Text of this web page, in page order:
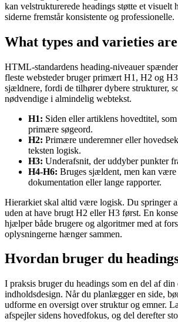
kan velstrukturerede headings støtte et visuelt
siderne fremstår konsistente og professionelle.
What types and varieties
HTML-standardens heading-niveauer
fleste websteder bruger primært H1, H2 og
sjældnere, fordi de tilhører dybere strukturer,
nødvendige i almindelig webtekst.
H1: Siden eller artiklens hovedtitel,
primære søgeord.
H2: Primære underemner eller
teksten logisk.
H3: Underafsnit, der uddyber punkter
H4-H6: Bruges sjældent, men kan
dokumentation eller lange rapporter.
Hierarkiet skal altid være logisk. Du springer
uden at have brugt H2 eller H3 først. En
hjælper både brugere og algoritmer med at
oplysningerne hænger sammen.
Hvordan bruger du
I praksis bruger du headings som en del af
indholdsdesign. Når du planlægger en side,
udforme en oversigt over struktur og emner.
afspejler sidens hovedfokus, og del derefter